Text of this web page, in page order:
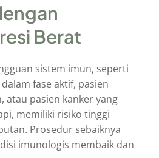
Berat
sistem imun, seperti
fase aktif, pasien
atau pasien kanker yang
memiliki risiko tinggi
Prosedur sebaiknya
imunologis membaik dan